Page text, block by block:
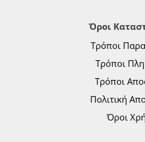
Όροι
Τρόποι
Τρόποι
Τρόποι
Πολιτική
Όροι